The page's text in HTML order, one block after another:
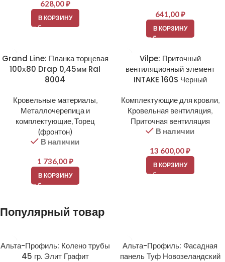
628,00₽
В КОРЗИНУ 641,00₽
В КОРЗИНУ
Grand Line: Планка торцевая
100х80 Drap 0,45мм Ral
8004
Кровельные материалы,
Металлочерепица и
комплектующие,Торец
(фронтон)
В наличии
1 736,00₽
В КОРЗИНУ
Vilpe: Приточный
вентиляционный элемент
INTAKE 160S Черный
Комплектующие для кровли,
Кровельная вентиляция,
Приточная вентиляция
В наличии
13 600,00₽
В КОРЗИНУ
Популярный товар
Альта-Профиль: Колено трубы
45 гр. Элит Графит
Альта-Профиль: Фасадная
панель Туф Новозеландский